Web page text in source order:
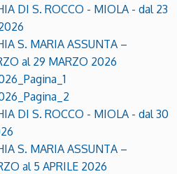
DI S. ROCCO - MIOLA - dal 23
S. MARIA ASSUNTA –
al 29 MARZO 2026
DI S. ROCCO - MIOLA - dal 30
S. MARIA ASSUNTA –
al 5 APRILE 2026